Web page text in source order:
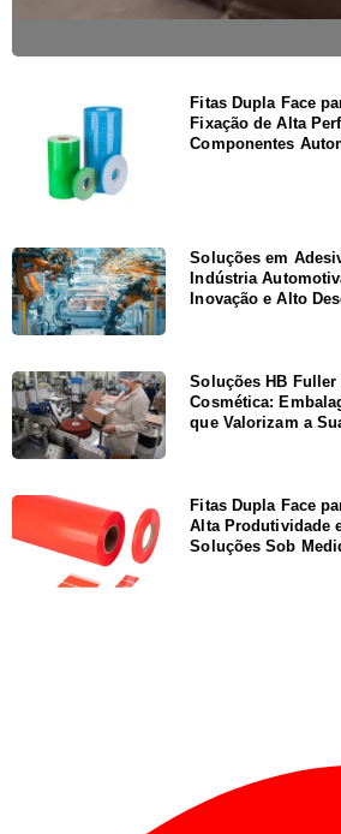
Fitas Dupla Face
Fixação de Alta
Componentes
Soluções em
Indústria
Inovação e Alto
Soluções HB
Cosmética:
que Valorizam a
Fitas Dupla Face
Alta Produtividade
Soluções Sob